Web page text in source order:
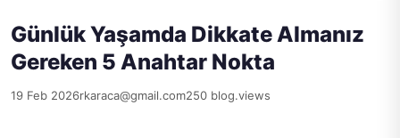
Günlük Yaşamda Dikkate Almanız
Gereken 5 Anahtar Nokta
19 Feb 2026rkaraca@gmail.com250 blog.views